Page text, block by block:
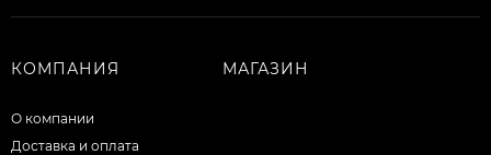
КОМПАНИЯ
О компании
Доставка и оплата
МАГАЗИН